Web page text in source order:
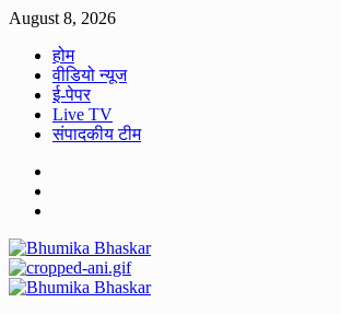
Skip
content
August 8, 2026
होम
वीडियो न्यूज
ई-पेपर
Live TV
संपादकीय टीम
Primary